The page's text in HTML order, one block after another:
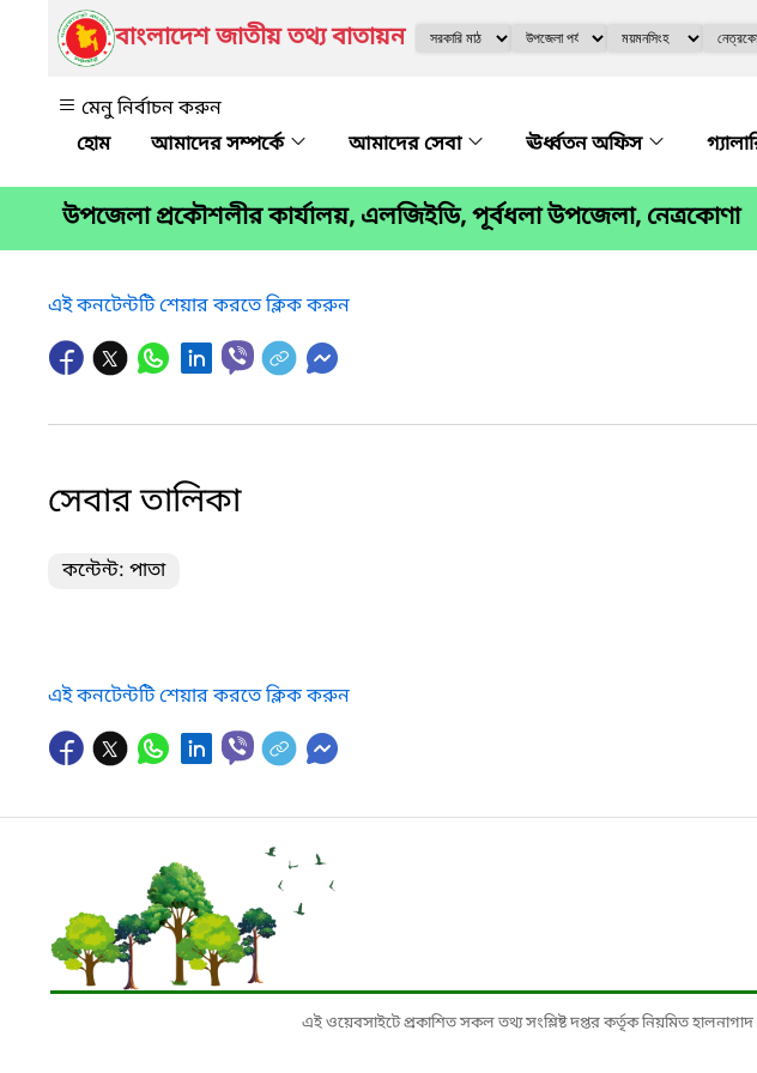
বাংলাদেশ জাতীয় তথ্য বাতায়ন
মেনু নির্বাচন করুন
আমাদের সম্পর্কে
আমাদের সেবা ঊর্ধ্বতন অফিস
উপজেলা প্রকৌশলীর কার্যালয়, এলজিইডি, পূর্বধলা উপজেলা, নেত্রকোণা
এই কনটেন্টটি শেয়ার করতে ক্লিক করুন
সেবার তালিকা
কন্টেন্ট: পাতা
এই কনটেন্টটি শেয়ার করতে ক্লিক করুন
এই ওয়েবসাইটে প্রকাশিত সকল তথ্য সংশ্লিষ্ট দপ্তর কর্তৃক নিয়মিত হালনাগাদ